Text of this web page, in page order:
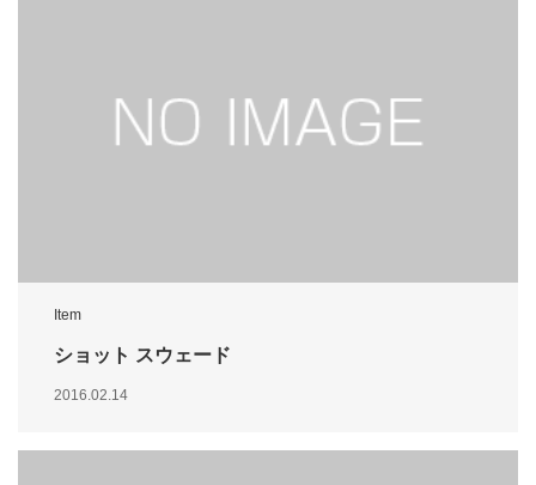
Item
ショット スウェード
2016.02.14